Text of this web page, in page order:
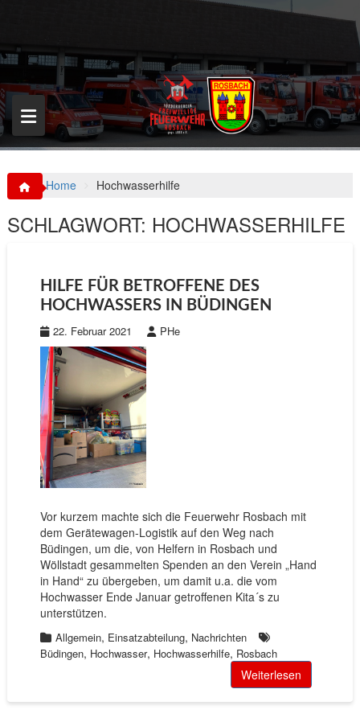
p
o
c
o
n
t
Home Hochwasserhilfe
SCHLAGWORT: HOCHWASSERHILFE
HILFE FÜR BETROFFENE DES
HOCHWASSERS IN BÜDINGEN
22. Februar 2021 PHe
Vor kurzem machte sich die Feuerwehr Rosbach mit
dem Gerätewagen-Logistik auf den Weg nach
Büdingen, um die, von Helfern in Rosbach und
Wöllstadt gesammelten Spenden an den Verein „Hand
in Hand“ zu übergeben, um damit u.a. die vom
Hochwasser Ende Januar getroffenen Kita´s zu
unterstützen.
Allgemein, Einsatzabteilung, Nachrichten
Büdingen, Hochwasser, Hochwasserhilfe, Rosbach
Weiterlesen